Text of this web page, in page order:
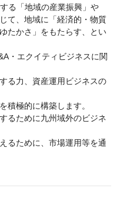
る「地域の産業振興」や
て、地域に「経済的・物質
たかさ」をもたらす、とい
・エクイティビジネスに関
る力、資産運用ビジネスの
積極的に構築します。
るために九州域外のビジネ
るために、市場運用等を通